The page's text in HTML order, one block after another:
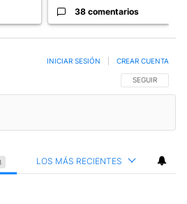
38 comentarios
SIGA ESTA
SEGUIR
INICIAR SESIÓN CREAR CUENTA
LOS MÁS RECIENTES